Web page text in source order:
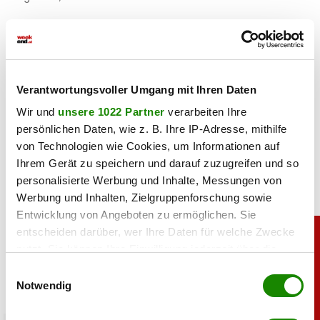
Verantwortungsvoller Umgang mit Ihren Daten
Wir und unsere 1022 Partner verarbeiten Ihre
persönlichen Daten, wie z. B. Ihre IP-Adresse, mithilfe
von Technologien wie Cookies, um Informationen auf
Ihrem Gerät zu speichern und darauf zuzugreifen und so
personalisierte Werbung und Inhalte, Messungen von
Werbung und Inhalten, Zielgruppenforschung sowie
Entwicklung von Angeboten zu ermöglichen. Sie
entscheiden darüber, wer Ihre Daten für welche Zwecke
Trigger Symbol ändern oder widerrufen
Notwendig
Haben Sie einen Fehler gefunden?
Schicken Sie uns Ihr
teilen